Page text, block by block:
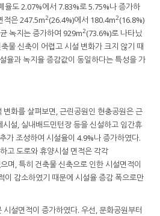
율도 2.07%에서 7.83%로 5.75%나 증가하
적은 247.5m2(26.4%)에서 180.4m2(16.8%)
녹지는 증가하여 929m2(73.6%)로 나타났
물 신축이 어렵고 시설 변화가 크지 않기 때
율과 녹지율 증감값이 동일하다는 특성을 가
화를 살펴보면, 근린공원인 현충공원은 근
설, 실내배드민턴장 등을 신설하고 임간휴
가 조성하여 시설율이 4.9%나 증가하였다.
고 도로와 휴양시설 면적은 각각
며, 특히 건축물 신축으로 인한 시설면적이
이 감소하였기 때문에 시설율 증감 폭으로만
설면적이 증가하였다. 우선, 문화공원부터